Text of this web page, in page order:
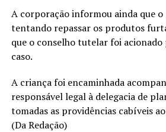
A corporação informou ainda que
tentando repassar os produtos
que o conselho tutelar foi acionado
caso.
A criança foi encaminhada
responsável legal à delegacia de
tomadas as providências cabíveis
(Da Redação)